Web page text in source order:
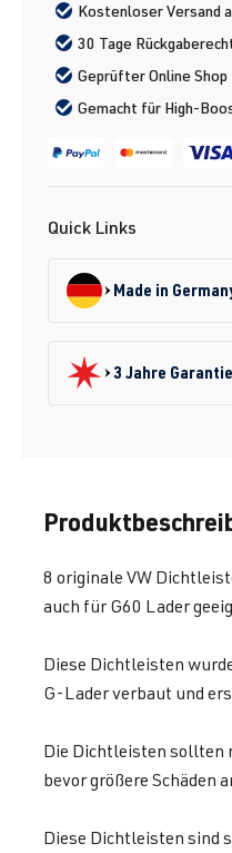
Kostenloser Versand
30 Tage
Geprüfter Online Shop
Gemacht für High-
Quick Links
Made in
3 Jahre Garantie
8 originale VW
auch für G60 Lader
Diese Dichtleisten
G-Lader verbaut und
Die Dichtleisten sollten
bevor größere Schäden
Diese Dichtleisten sind